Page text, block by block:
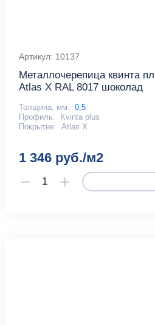
Артикул: 10137
Металлочерепица квинта
Atlas X RAL 8017 шоколад
Толщина, мм: 0,5
Профиль:
Kvinta plus
Покрытие: Atlas X
1 346 руб./м2